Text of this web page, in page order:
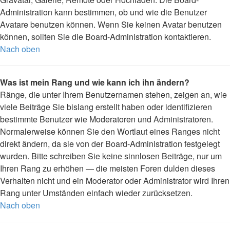
Administration kann bestimmen, ob und wie die Benutzer
Avatare benutzen können. Wenn Sie keinen Avatar benutzen
können, sollten Sie die Board-Administration kontaktieren.
Nach oben
Was ist mein Rang und wie kann ich ihn ändern?
Ränge, die unter Ihrem Benutzernamen stehen, zeigen an, wie
viele Beiträge Sie bislang erstellt haben oder identifizieren
bestimmte Benutzer wie Moderatoren und Administratoren.
Normalerweise können Sie den Wortlaut eines Ranges nicht
direkt ändern, da sie von der Board-Administration festgelegt
wurden. Bitte schreiben Sie keine sinnlosen Beiträge, nur um
Ihren Rang zu erhöhen — die meisten Foren dulden dieses
Verhalten nicht und ein Moderator oder Administrator wird Ihren
Rang unter Umständen einfach wieder zurücksetzen.
Nach oben